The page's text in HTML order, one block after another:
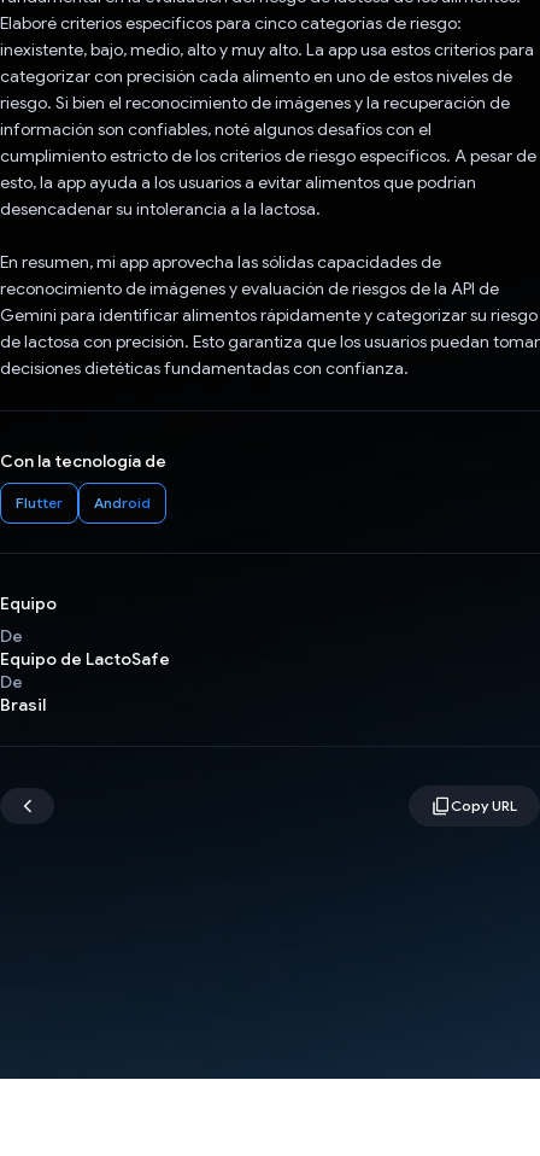
Elaboré criterios específicos para cinco categorías de riesgo:
inexistente, bajo, medio, alto y muy alto. La app usa estos criterios para
categorizar con precisión cada alimento en uno de estos niveles de
riesgo. Si bien el reconocimiento de imágenes y la recuperación de
información son confiables, noté algunos desafíos con el
cumplimiento estricto de los criterios de riesgo específicos. A pesar de
esto, la app ayuda a los usuarios a evitar alimentos que podrían
desencadenar su intolerancia a la lactosa.
En resumen, mi app aprovecha las sólidas capacidades de
reconocimiento de imágenes y evaluación de riesgos de la API de
Gemini para identificar alimentos rápidamente y categorizar su riesgo
de lactosa con precisión. Esto garantiza que los usuarios puedan tomar
decisiones dietéticas fundamentadas con confianza.
Con la tecnología de
Flutter Android
Equipo
De
Equipo de LactoSafe
De
Brasil